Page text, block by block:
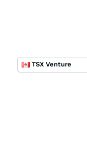
TSX Venture